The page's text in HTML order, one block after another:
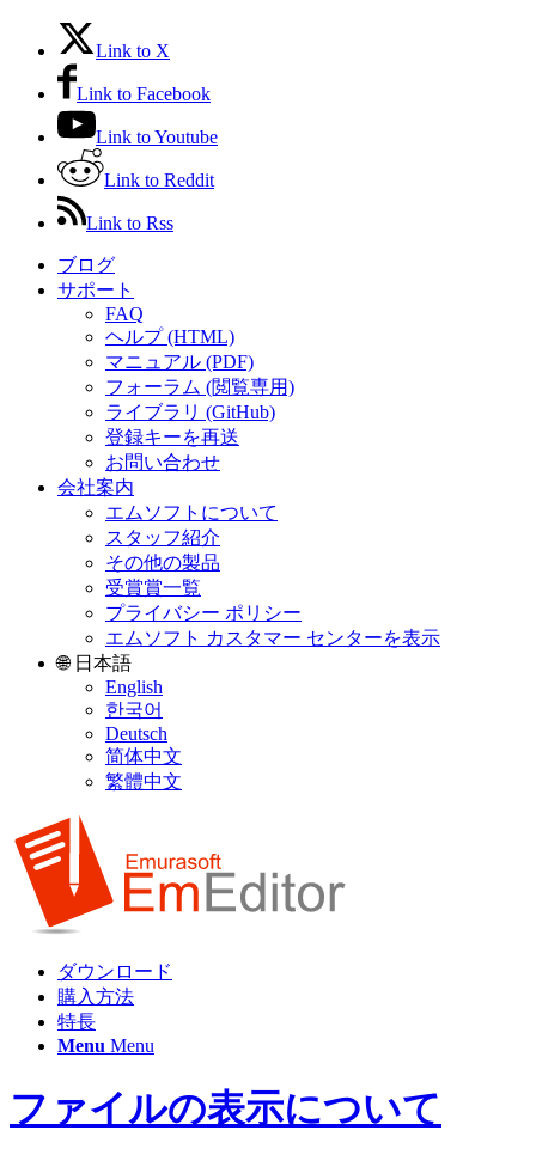
Link to X
Link to Facebook
Link to Youtube
Link to Reddit
Link to Rss
ブログ
サポート
FAQ
ヘルプ (HTML)
マニュアル (PDF)
フォーラム (閲覧専用)
ライブラリ (GitHub)
登録キーを再送
お問い合わせ
会社案内
エムソフトについて
スタッフ紹介
その他の製品
受賞賞一覧
プライバシー ポリシー
エムソフト カスタマー センターを表示
🌐 日本語
English
한국어
Deutsch
简体中文
繁體中文
ダウンロード
購入方法
特長
Menu Menu
ファイルの表示について